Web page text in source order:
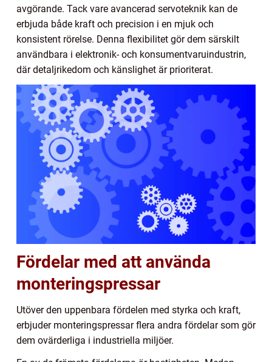
avgörande. Tack vare avancerad servoteknik kan de
erbjuda både kraft och precision i en mjuk och
konsistent rörelse. Denna flexibilitet gör dem särskilt
användbara i elektronik- och konsumentvaruindustrin,
där detaljrikedom och känslighet är prioriterat.
Fördelar med att använda
monteringspressar
Utöver den uppenbara fördelen med styrka och kraft,
erbjuder monteringspressar flera andra fördelar som gör
dem ovärderliga i industriella miljöer.